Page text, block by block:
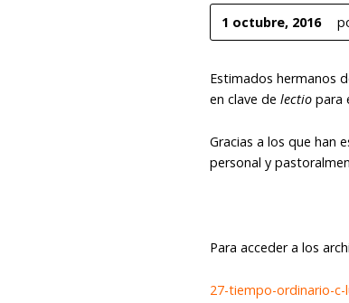
1 octubre, 2016
Estimados hermanos
en clave de lectio para
Gracias a los que han
personal y
Para acceder a los
27-tiempo-ordinario-c-